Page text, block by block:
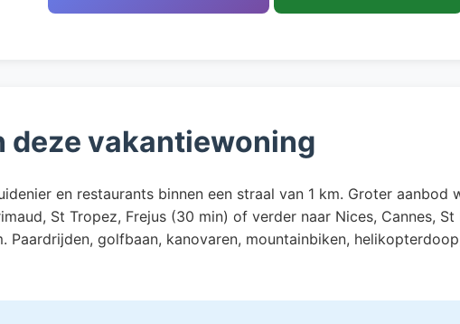
deze vakantiewoning
en restaurants binnen een straal van 1 km. Groter aanbod
St Tropez, Frejus (30 min) of verder naar Nices, Cannes,
Paardrijden, golfbaan, kanovaren, mountainbiken,